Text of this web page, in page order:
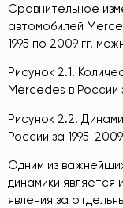
Сравнительное
автомобилей
1995 по 2009 гг.
Рисунок 2.1.
Mercedes в России
Рисунок 2.2.
России за 1995-2009
Одним из
динамики является
явления за